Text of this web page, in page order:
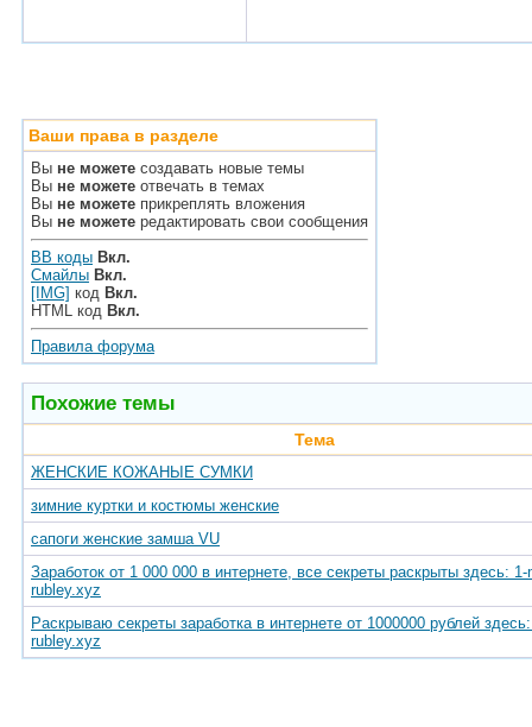
Ваши права в разделе
Вы не можете создавать новые темы
Вы не можете отвечать в темах
Вы не можете прикреплять вложения
Вы не можете редактировать свои сообщения
BB коды Вкл.
Смайлы Вкл.
[IMG] код Вкл.
HTML код Вкл.
Правила форума
Похожие темы
Тема
ЖЕНСКИЕ КОЖАНЫЕ СУМКИ
зимние куртки и костюмы женские
сапоги женские замша VU
Заработок от 1 000 000 в интернете, все секреты раскрыты здесь: 1-
rubley.xyz
Раскрываю секреты заработка в интернете от 1000000 рублей
rubley.xyz